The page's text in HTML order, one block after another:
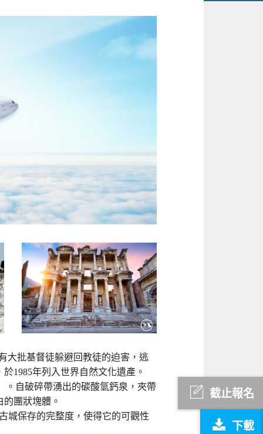
截止報名
下載
大批基督徒躲避回教徒的迫害，逃
1985年列入世界自然文化遺產。
。自破碎帶湧出的碳酸氫鈣泉，夾帶
團狀塊體。
城保存的完整度，使得它的可觀性